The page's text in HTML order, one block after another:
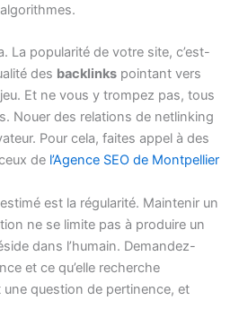
La popularité de votre site, c’est-
des backlinks pointant vers
Et ne vous y trompez pas, tous
Nouer des relations de netlinking
Pour cela, faites appel à des
de l’Agence SEO de Montpellier
est la régularité. Maintenir un
ne se limite pas à produire un
dans l’humain. Demandez-
et ce qu’elle recherche
une question de pertinence, et